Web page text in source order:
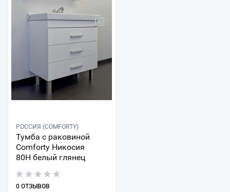
РОССИЯ (COMFORTY)
Тумба с раковиной
Comforty Никосия
80Н белый глянец
0 ОТЗЫВОВ